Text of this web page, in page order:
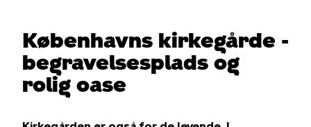
Københavns kirkegårde -
begravelsesplads og
rolig oase